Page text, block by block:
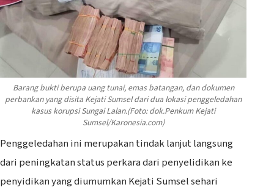
Barang bukti berupa uang tunai, emas batangan, dan dokumen
perbankan yang disita Kejati Sumsel dari dua lokasi penggeledahan
kasus korupsi Sungai Lalan.(Foto: dok.Penkum Kejati
Sumsel/Karonesia.com)
‎Penggeledahan ini merupakan tindak lanjut langsung
dari peningkatan status perkara dari penyelidikan ke
penyidikan yang diumumkan Kejati Sumsel sehari